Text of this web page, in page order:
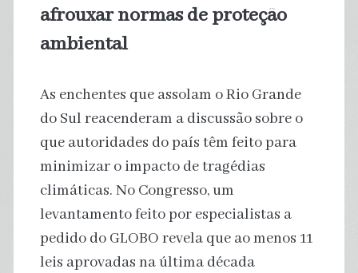
afrouxar normas de proteção
ambiental
As enchentes que assolam o Rio Grande
do Sul reacenderam a discussão sobre o
que autoridades do país têm feito para
minimizar o impacto de tragédias
climáticas. No Congresso, um
levantamento feito por especialistas a
pedido do GLOBO revela que ao menos 11
leis aprovadas na última década